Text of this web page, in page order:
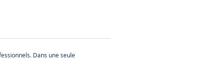
Dans une seule